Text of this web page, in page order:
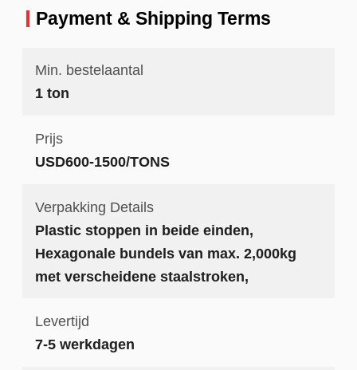
Payment & Shipping Terms
Min. bestelaantal
1 ton
Prijs
USD600-1500/TONS
Verpakking Details
Plastic stoppen in beide einden,
Hexagonale bundels van max. 2,000kg
met verscheidene staalstroken,
Levertijd
7-5 werkdagen